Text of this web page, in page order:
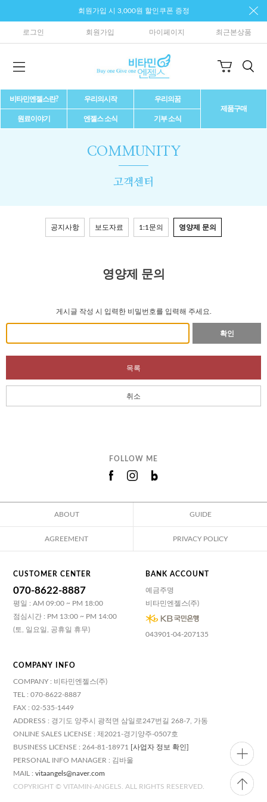
회원가입 시 3,000원 할인쿠폰 증정
로그인 회원가입 마이페이지 최근본상품
비타민엔젤스란? 우리의시작
우리의꿈
제품구매
원료이야기
엔젤스 소식 기부 소식
COMMUNITY
고객센터
공지사항 보도자료 1:1문의 영양제 문의
영양제 문의
게시글 작성 시 입력한 비밀번호를 입력해 주세요.
확인
목록
취소
FOLLOW ME
ABOUT GUIDE
AGREEMENT PRIVACY POLICY
CUSTOMER CENTER
070-8622-8887
평일 : AM 09:00 ~ PM 18:00
점심시간 : PM 13:00 ~ PM 14:00
(토, 일요일, 공휴일 휴무)
BANK ACCOUNT
예금주명
비타민엔젤스(주)
043901-04-207135
COMPANY INFO
COMPANY : 비타민엔젤스(주)
TEL : 070-8622-8887
FAX : 02-535-1449
ADDRESS : 경기도 양주시 광적면 삼일로247번길 268-7, 가동
ONLINE SALES LICENSE : 제2021-경기양주-0507호
BUSINESS LICENSE : 264-81-18971 [사업자 정보 확인]
PERSONAL INFO MANAGER : 김바울
MAIL :vitaangels@naver.com
COPYRIGHT © VITAMIN-ANGELS. ALL RIGHTS RESERVED.